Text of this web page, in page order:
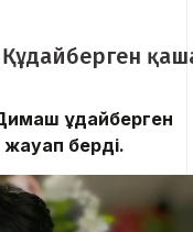
Құдайберген
берді.